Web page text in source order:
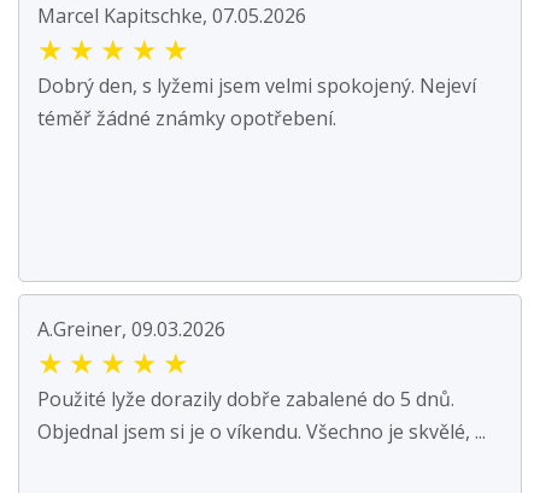
Marcel Kapitschke, 07.05.2026
★ ★ ★ ★ ★
Dobrý den, s lyžemi jsem velmi spokojený. Nejeví
téměř žádné známky opotřebení.
A.Greiner, 09.03.2026
★ ★ ★ ★ ★
Použité lyže dorazily dobře zabalené do 5 dnů.
Objednal jsem si je o víkendu. Všechno je skvělé, ...